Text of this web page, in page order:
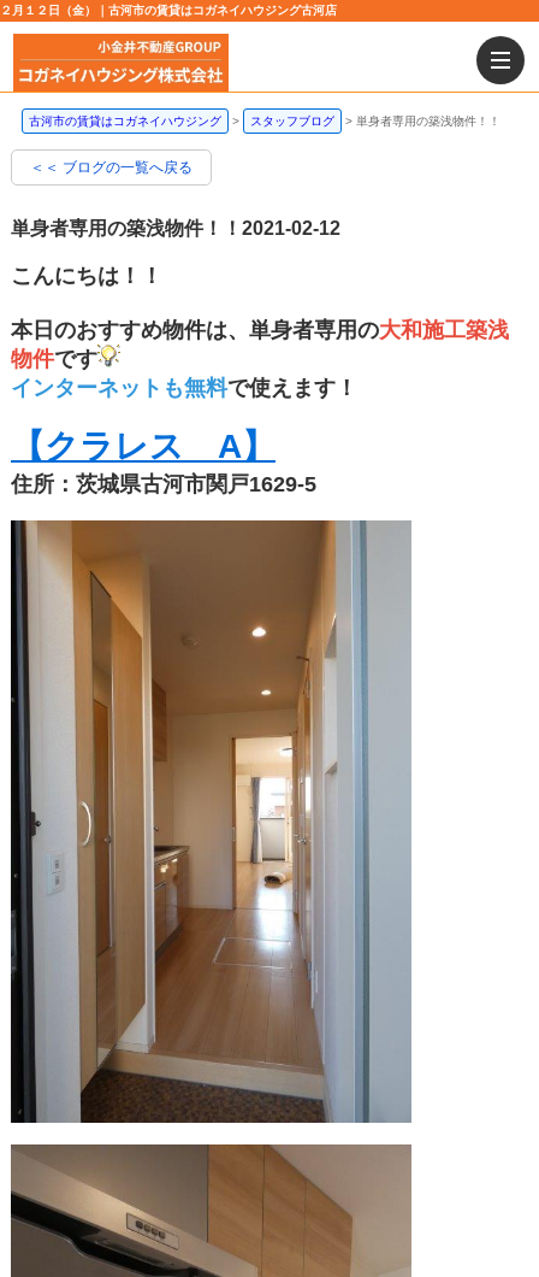
２月１２日（金）｜古河市の賃貸はコガネイハウジング古河店
古河市の賃貸はコガネイハウジング スタッフブログ 単身者専用の築浅物件！！
＜＜ ブログの一覧へ戻る
単身者専用の築浅物件！！ 2021-02-12
こんにちは！！
本日のおすすめ物件は、単身者専用の大和施工築浅
物件です
インターネットも無料で使えます！
【クラレス A】
住所：茨城県古河市関戸1629-5